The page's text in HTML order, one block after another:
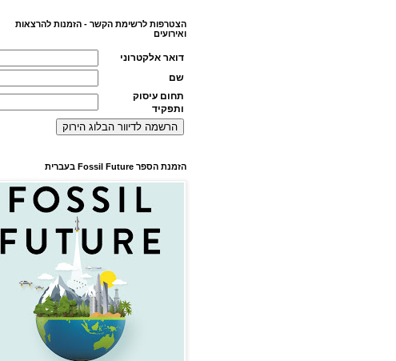
הצטרפות לרשימת הקשר - הזמנות להרצאות
ואירועים
דואר אלקטרוני
שם
תחום עיסוק
ותפקיד
הזמנת הספר Fossil Future בעברית